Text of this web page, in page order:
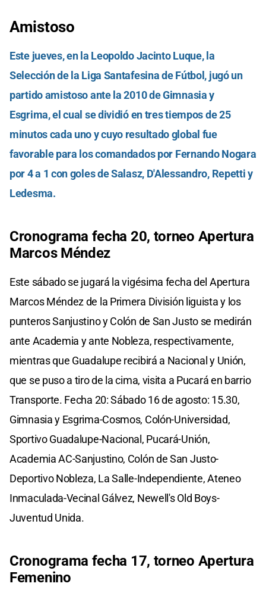
Amistoso
Este jueves, en la Leopoldo Jacinto Luque, la
Selección de la Liga Santafesina de Fútbol, jugó un
partido amistoso ante la 2010 de Gimnasia y
Esgrima, el cual se dividió en tres tiempos de 25
minutos cada uno y cuyo resultado global fue
favorable para los comandados por Fernando Nogara
por 4 a 1 con goles de Salasz, D'Alessandro, Repetti y
Ledesma.
Cronograma fecha 20, torneo Apertura
Marcos Méndez
Este sábado se jugará la vigésima fecha del Apertura
Marcos Méndez de la Primera División liguista y los
punteros Sanjustino y Colón de San Justo se medirán
ante Academia y ante Nobleza, respectivamente,
mientras que Guadalupe recibirá a Nacional y Unión,
que se puso a tiro de la cima, visita a Pucará en barrio
Transporte. Fecha 20: Sábado 16 de agosto: 15.30,
Gimnasia y Esgrima-Cosmos, Colón-Universidad,
Sportivo Guadalupe-Nacional, Pucará-Unión,
Academia AC-Sanjustino, Colón de San Justo-
Deportivo Nobleza, La Salle-Independiente, Ateneo
Inmaculada-Vecinal Gálvez, Newell's Old Boys-
Juventud Unida.
Cronograma fecha 17, torneo Apertura
Femenino